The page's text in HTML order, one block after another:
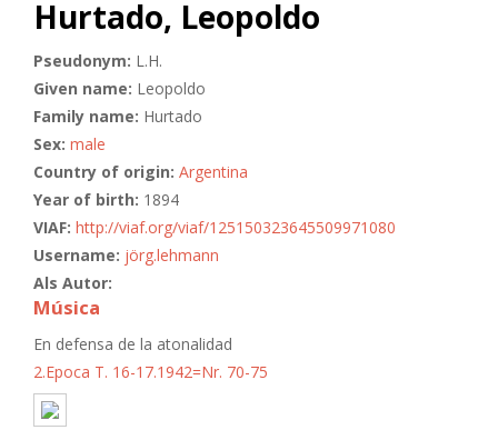
Hurtado, Leopoldo
Pseudonym: L.H.
Given name: Leopoldo
Family name: Hurtado
Sex: male
Country of origin: Argentina
Year of birth: 1894
VIAF: http://viaf.org/viaf/125150323645509971080
Username: jörg.lehmann
Als Autor:
Música
En defensa de la atonalidad
2.Epoca T. 16-17.1942=Nr. 70-75